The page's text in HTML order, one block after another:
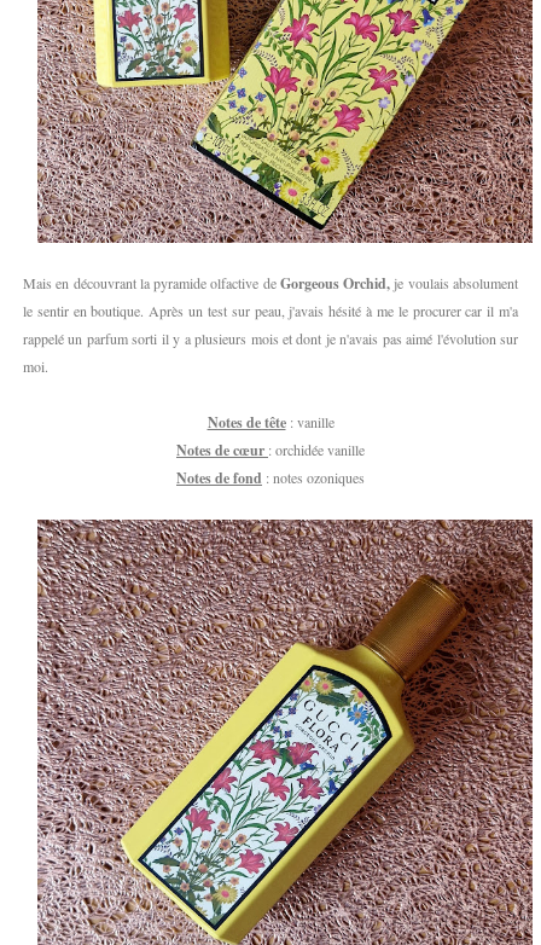
Mais en découvrant la pyramide olfactive deGorgeous Orchid,je voulais absolument
le sentir en boutique. Après un test sur peau, j'avais hésité à me le procurer car il m'a
rappelé un parfum sorti il y a plusieurs mois et dont je n'avais pas aimé l'évolution sur
moi.
Notes de tête: vanille
Notes de cœur : orchidée vanille
Notes de fond : notes ozoniques